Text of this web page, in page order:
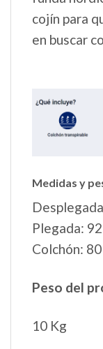
cojín para
en buscar
Medidas y
Plegada:
Colchón:
Peso del
10 Kg